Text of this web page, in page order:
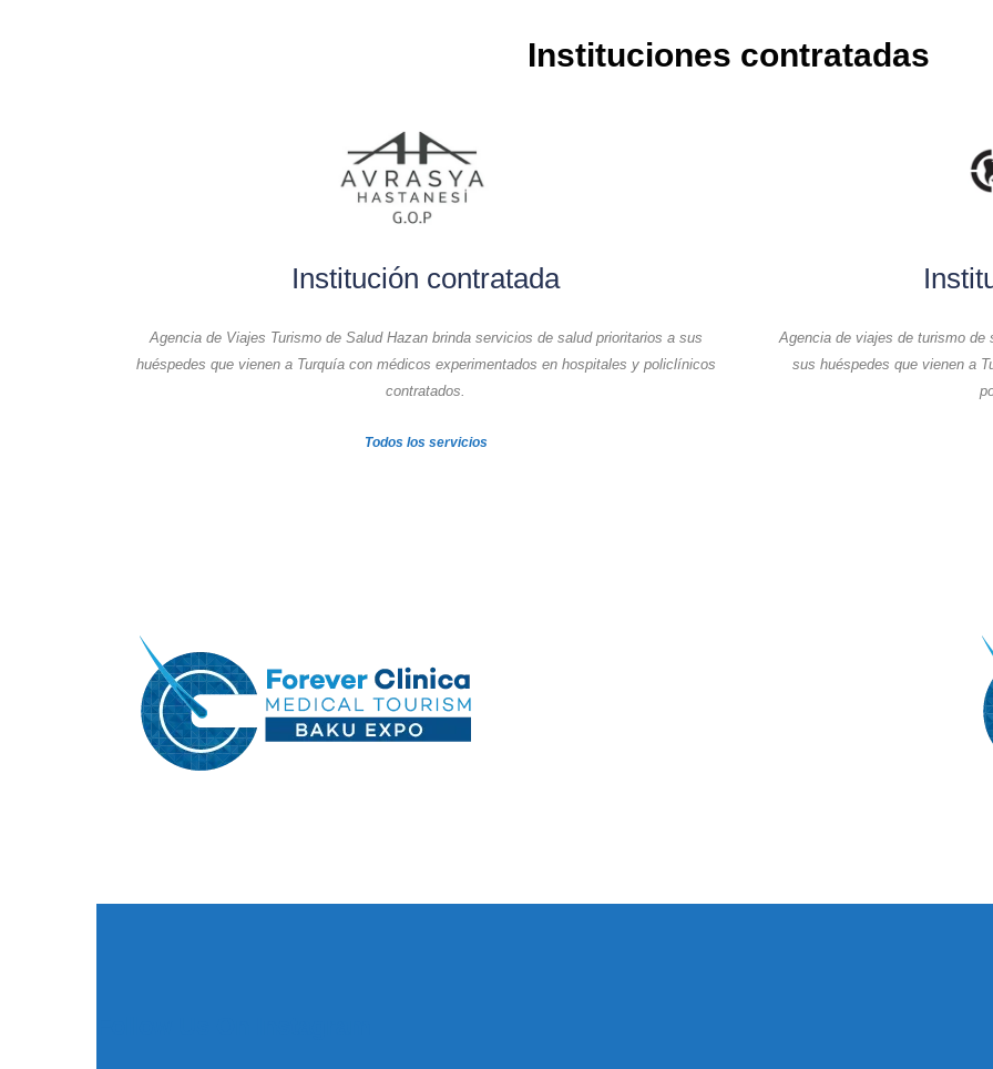
Instituciones contratadas
Institución contratada
Agencia de Viajes Turismo de Salud Hazan brinda servicios de salud prioritarios a sus
huéspedes que vienen a Turquía con médicos experimentados en hospitales y policlínicos
contratados.
Todos los servicios
Agencia de viajes de turismo de
sus huéspedes que vienen a